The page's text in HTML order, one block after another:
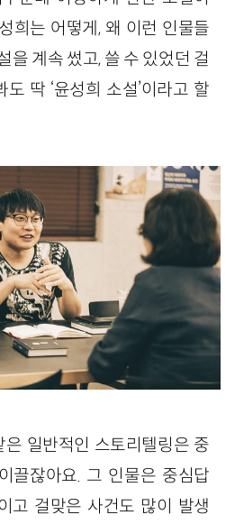
희는 어떻게, 왜 이런 인물들
을 계속 썼고, 쓸 수 있었던 걸
딱 ‘윤성희 소설’이라고 할
은 일반적인 스토리텔링은 중
끌잖아요. 그 인물은 중심답
고 걸맞은 사건도 많이 발생